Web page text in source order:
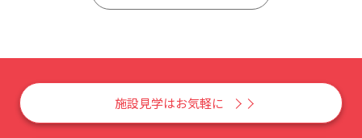
施設見学はお気軽に